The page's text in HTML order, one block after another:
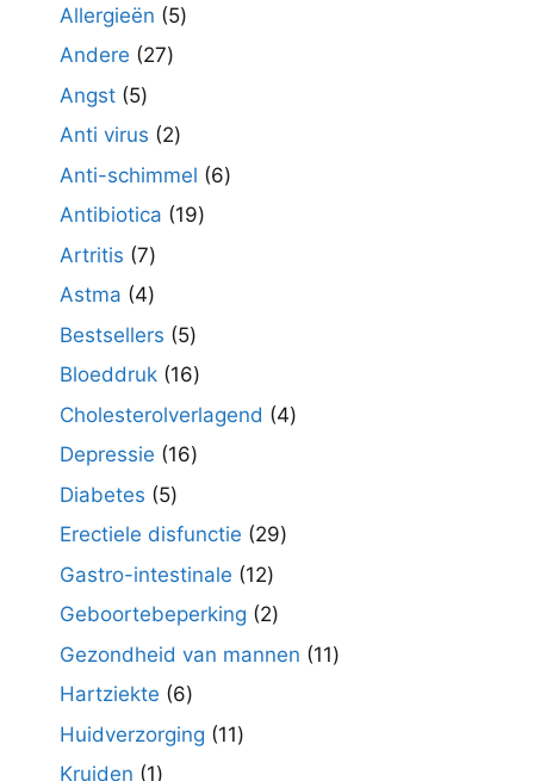
Allergieën 55
Andere 2727
Angst 55
producten
Anti virus 22
producten
Anti-schimmel 66
Antibiotica 1919
Artritis 77
producten
Astma 44
producten
Bestsellers 55
producten
Bloeddruk 1616
producten
Cholesterolverlagend 44
Depressie 1616
Diabetes 55
producten
Erectiele disfunctie 2929
Gastro-intestinale 1212
producten
Geboortebeperking 22
producten
Gezondheid van mannen 1111
Hartziekte 66
producten
Huidverzorging 1111
Kruiden 11